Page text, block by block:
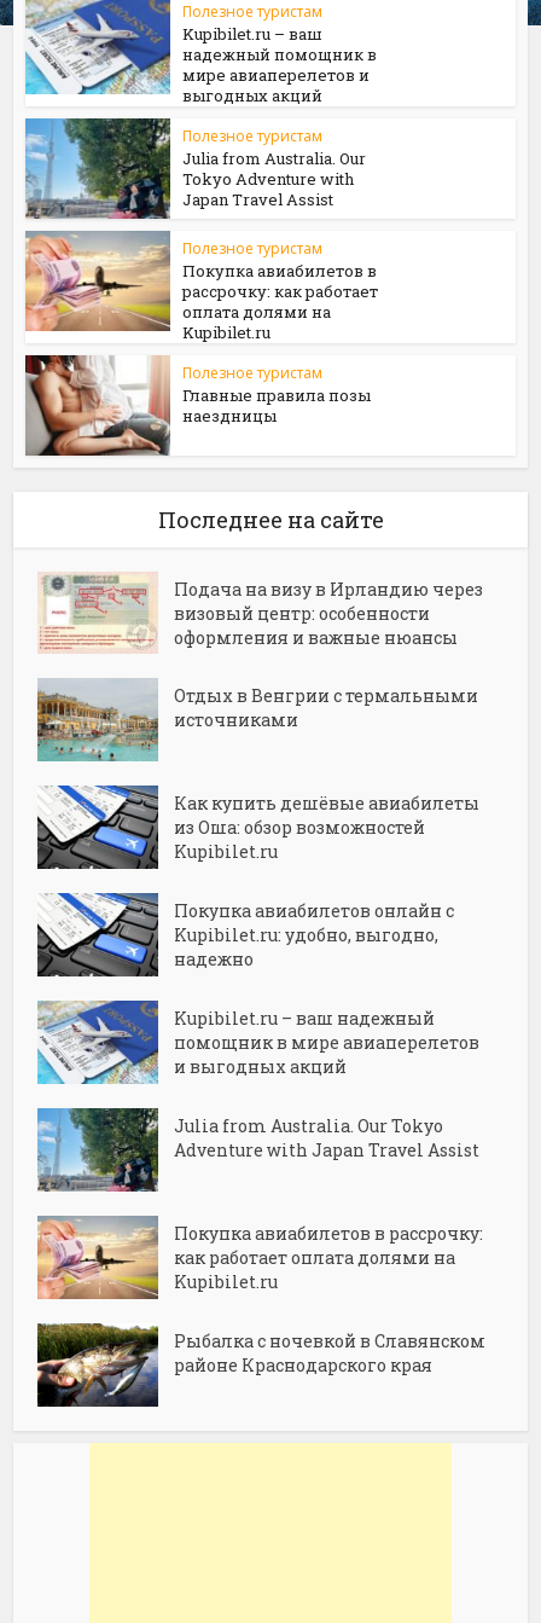
Полезное туристам
Kupibilet.ru – ваш
надежный помощник в
мире авиаперелетов и
выгодных акций
Полезное туристам
Julia from Australia. Our
Tokyo Adventure with
Japan Travel Assist
Полезное туристам
Покупка авиабилетов в
рассрочку: как работает
оплата долями на
Kupibilet.ru
Полезное туристам
Главные правила позы
наездницы
Последнее на сайте
Подача на визу в Ирландию через
визовый центр: особенности
оформления и важные нюансы
Отдых в Венгрии с термальными
источниками
Как купить дешёвые авиабилеты
из Оша: обзор возможностей
Kupibilet.ru
Покупка авиабилетов онлайн с
Kupibilet.ru: удобно, выгодно,
надежно
Kupibilet.ru – ваш надежный
помощник в мире авиаперелетов
и выгодных акций
Julia from Australia. Our Tokyo
Adventure with Japan Travel Assist
Покупка авиабилетов в рассрочку:
как работает оплата долями на
Kupibilet.ru
Рыбалка с ночевкой в Славянском
районе Краснодарского края